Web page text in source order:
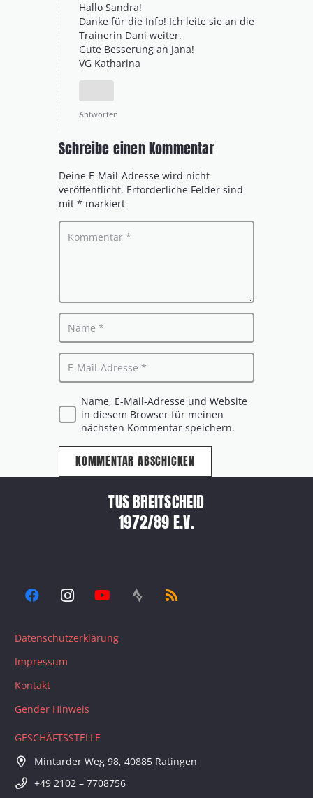
Hallo Sandra!
Danke für die Info! Ich leite sie an die
Trainerin Dani weiter.
Gute Besserung an Jana!
VG Katharina
Antworten
Schreibe einen Kommentar
Deine E-Mail-Adresse wird nicht
veröffentlicht. Erforderliche Felder sind
mit * markiert
Name, E-Mail-Adresse und Website
in diesem Browser für meinen
nächsten Kommentar speichern.
KOMMENTAR ABSCHICKEN
TUS BREITSCHEID
1972/89 E.V.
Datenschutzerklärung
Impressum
Kontakt
Gender Hinweis
GESCHÄFTSSTELLE
Mintarder Weg 98, 40885 Ratingen
+49 2102 – 7708756